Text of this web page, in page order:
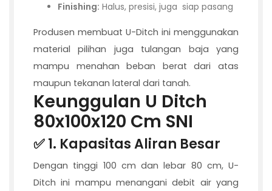
Finishing: Halus, presisi, juga siap pasang
Produsen membuat U-Ditch ini menggunakan
material pilihan juga tulangan baja yang
mampu menahan beban berat dari atas
maupun tekanan lateral dari tanah.
Keunggulan U Ditch
80x100x120 Cm SNI
✅ 1. Kapasitas Aliran Besar
Dengan tinggi 100 cm dan lebar 80 cm, U-
Ditch ini mampu menangani debit air yang